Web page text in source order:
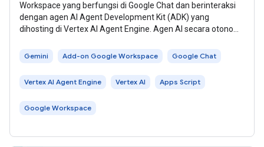
Workspace yang berfungsi di Google Chat dan berinteraksi
dengan agen AI Agent Development Kit (ADK) yang
dihosting di Vertex AI Agent Engine. Agen AI secara otonom
Gemini Add-on Google Workspace Google Chat
Vertex AI Agent Engine Vertex AI Apps Script
Google Workspace